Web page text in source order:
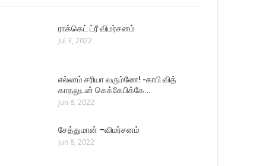
ராக்கெட் ட்ரீ விமர்சனம்
Jul 3, 2022
எல்லாம் சரியா வரும்ணே! -காபி வித்
காதலுடன் கெக்கேபிக்கே…
Jun 8, 2022
சேத்துமான் –விமர்சனம்
Jun 8, 2022